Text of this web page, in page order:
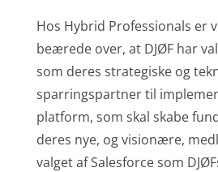
Hos Hybrid Professionals er
beærede over, at DJØF har
som deres strategiske og
sparringspartner til
platform, som skal skabe
deres nye, og visionære,
valget af Salesforce som